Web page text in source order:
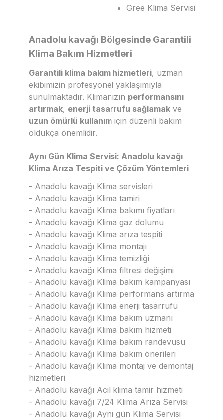
Gree Klima Servisi
Anadolu kavağı Bölgesinde Garantili
Klima Bakım Hizmetleri
Garantili klima bakım hizmetleri, uzman
ekibimizin profesyonel yaklaşımıyla
sunulmaktadır. Klimanızın performansını
artırmak, enerji tasarrufu sağlamak ve
uzun ömürlü kullanım için düzenli bakım
oldukça önemlidir.
Aynı Gün Klima Servisi: Anadolu kavağı
Klima Arıza Tespiti ve Çözüm Yöntemleri
- Anadolu kavağı Klima servisleri
- Anadolu kavağı Klima tamiri
- Anadolu kavağı Klima bakımı fiyatları
- Anadolu kavağı Klima gaz dolumu
- Anadolu kavağı Klima arıza tespiti
- Anadolu kavağı Klima montajı
- Anadolu kavağı Klima temizliği
- Anadolu kavağı Klima filtresi değişimi
- Anadolu kavağı Klima bakım kampanyası
- Anadolu kavağı Klima performans artırma
- Anadolu kavağı Klima enerji tasarrufu
- Anadolu kavağı Klima bakım uzmanı
- Anadolu kavağı Klima bakım hizmeti
- Anadolu kavağı Klima bakım randevusu
- Anadolu kavağı Klima bakım önerileri
- Anadolu kavağı Klima montaj ve demontaj
hizmetleri
- Anadolu kavağı Acil klima tamir hizmeti
- Anadolu kavağı 7/24 Klima Arıza Servisi
- Anadolu kavağı Aynı gün Klima Servisi